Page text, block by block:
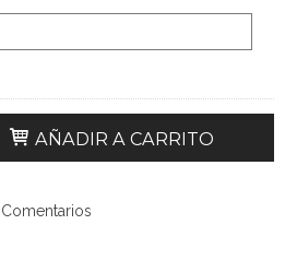
AÑADIR A CARRITO
Comentarios